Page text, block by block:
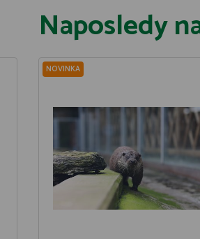
Naposledy
NOVINKA